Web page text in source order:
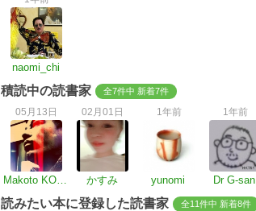
naomi_chi
積読中の読書家 全7件中 新着7件
05月13日
Makoto KOVaSHIX
02月01日
かすみ
1年前
yunomi
1年前
Dr G-san
読みたい本に登録した読書家 全11件中 新着8件